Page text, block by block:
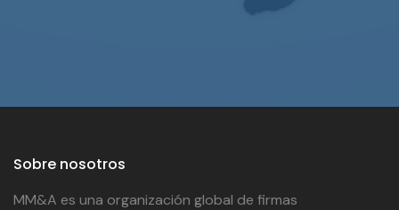
Sobre nosotros
MM&A es una organización global de firmas